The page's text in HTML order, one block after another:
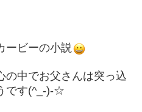
ービーの小説
の中でお父さんは突っ込
です(^_-)-☆